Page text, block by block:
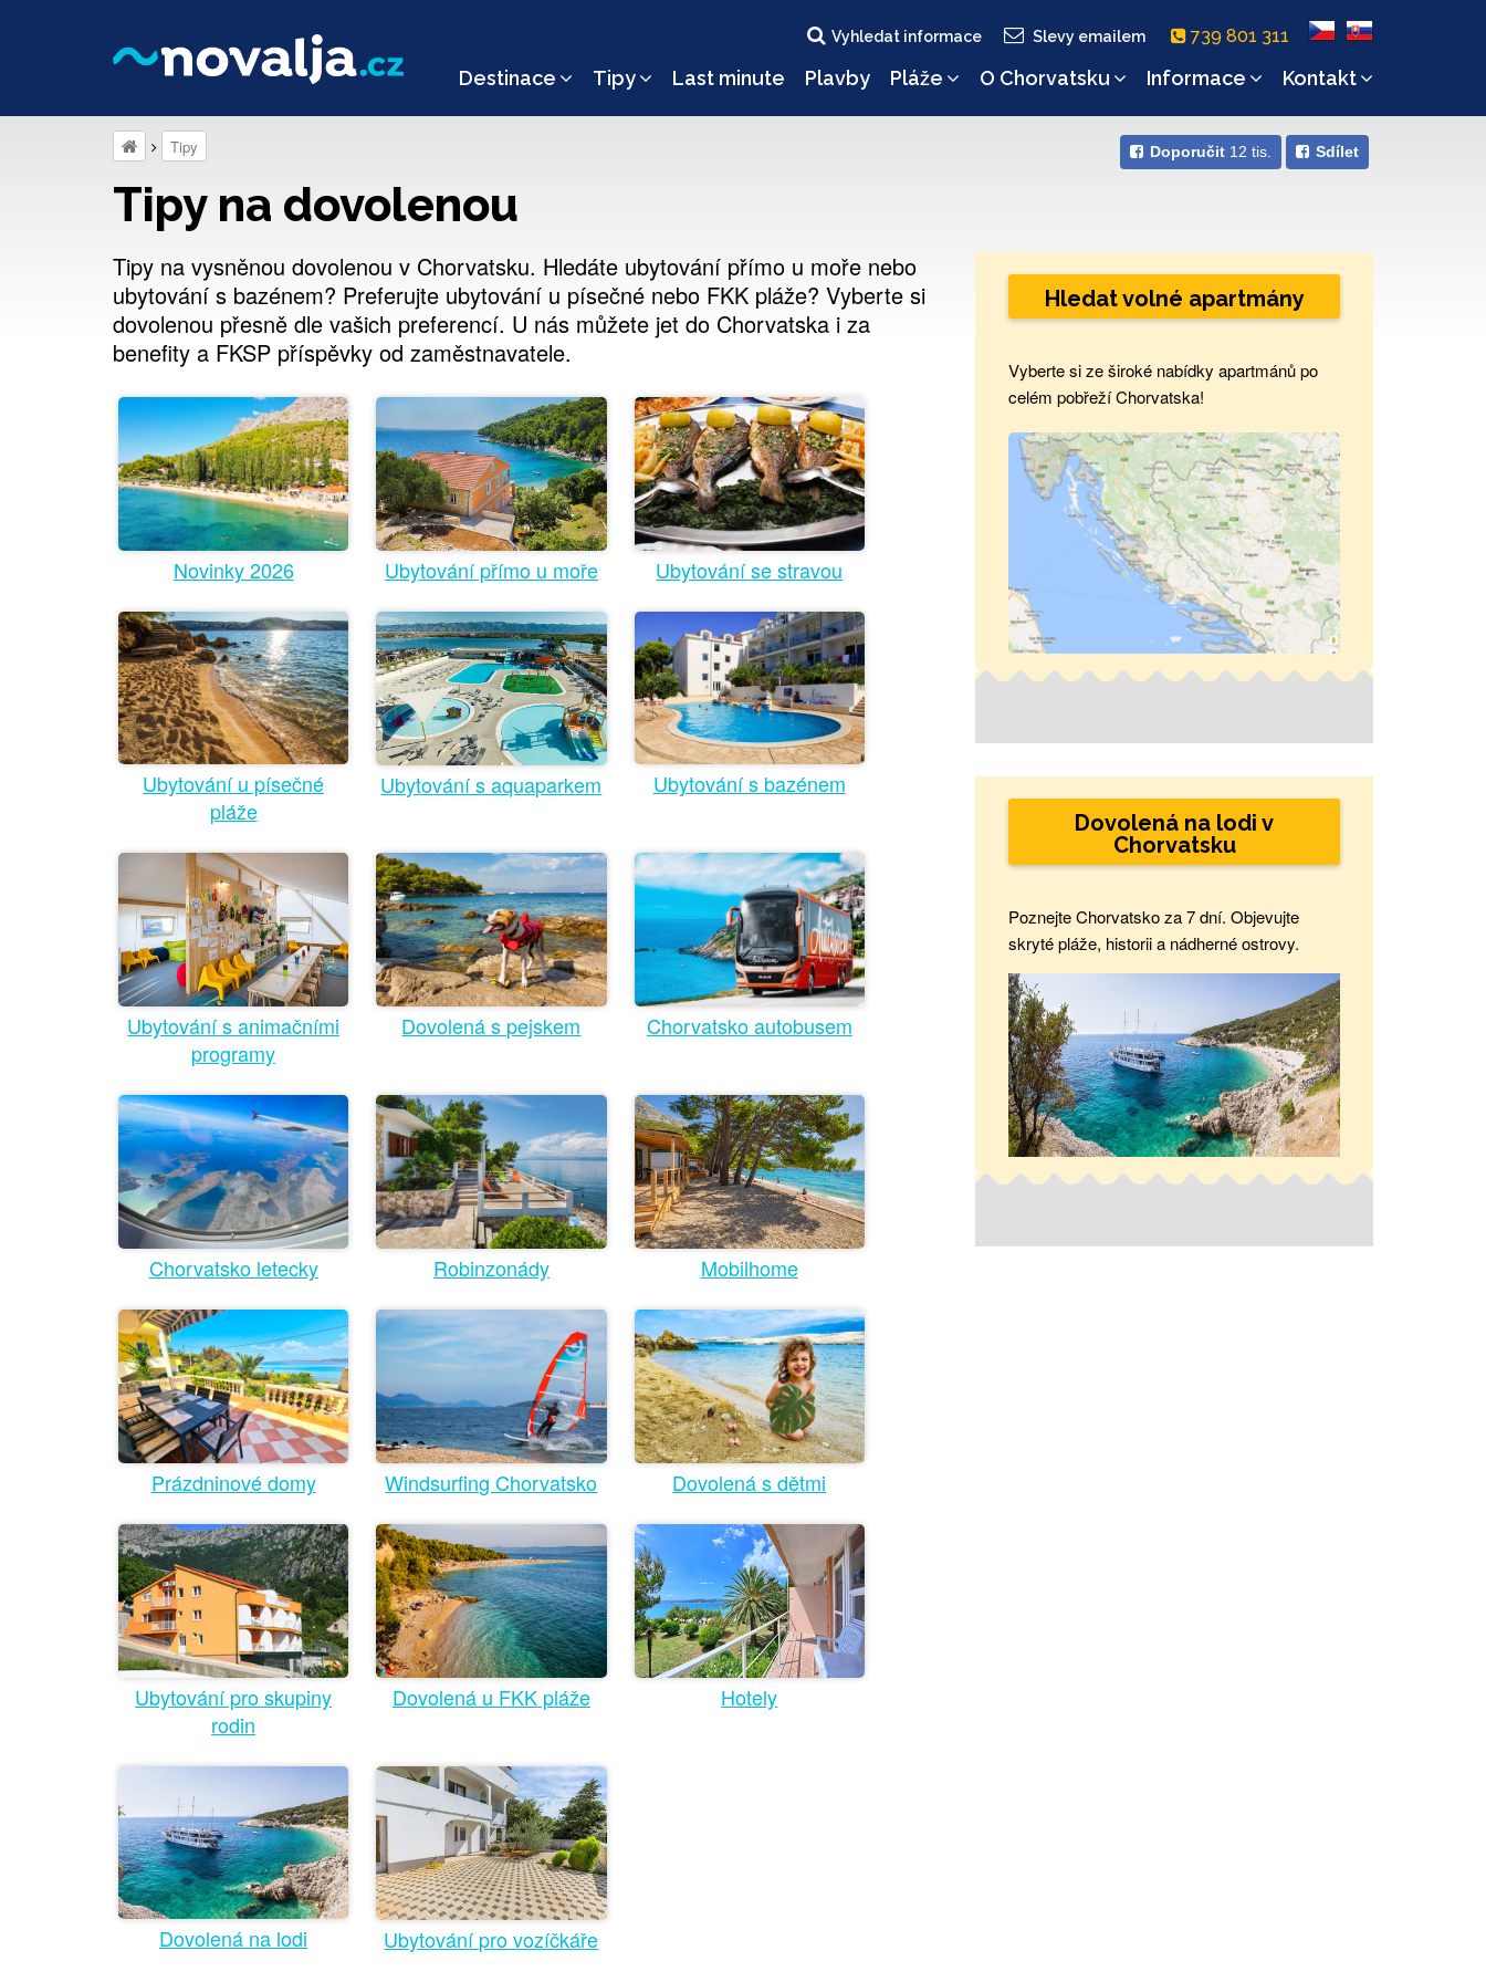
Vyhledat informace Slevy emailem 739 801 311
Destinace Tipy Last minute Plavby Pláže O Chorvatsku Informace Kontakt
Doporučit 12 tis. Sdílet
Tipy
Tipy na dovolenou
Tipy na vysněnou dovolenou v Chorvatsku. Hledáte ubytování přímo u moře nebo
ubytování s bazénem? Preferujte ubytování u písečné nebo FKK pláže? Vyberte si
dovolenou přesně dle vašich preferencí. U nás můžete jet do Chorvatska i za
benefity a FKSP příspěvky od zaměstnavatele.
Novinky 2026 Ubytování přímo u moře Ubytování se stravou
Ubytování u písečné
pláže
Ubytování s aquaparkem Ubytování s bazénem
Ubytování s animačními
programy
Dovolená s pejskem Chorvatsko autobusem
Chorvatsko letecky Robinzonády Mobilhome
Prázdninové domy Windsurfing Chorvatsko Dovolená s dětmi
Ubytování pro skupiny
rodin
Dovolená u FKK pláže Hotely
Dovolená na lodi Ubytování pro vozíčkáře
Hledat volné apartmány
Vyberte si ze široké nabídky apartmánů po
celém pobřeží Chorvatska!
Dovolená na lodi v
Chorvatsku
Poznejte Chorvatsko za 7 dní. Objevujte
skryté pláže, historii a nádherné ostrovy.